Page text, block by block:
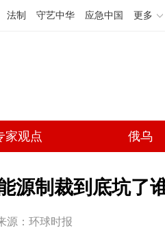
法制 守艺中华 应急中国 更多
家观点 俄乌
源制裁到底坑了
源：环球时报